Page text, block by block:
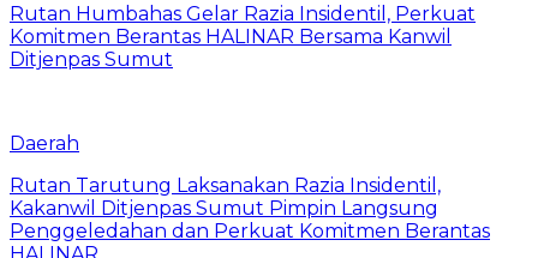
Rutan Humbahas Gelar Razia Insidentil, Perkuat
Komitmen Berantas HALINAR Bersama Kanwil
Ditjenpas Sumut
Daerah
Rutan Tarutung Laksanakan Razia Insidentil,
Kakanwil Ditjenpas Sumut Pimpin Langsung
Penggeledahan dan Perkuat Komitmen Berantas